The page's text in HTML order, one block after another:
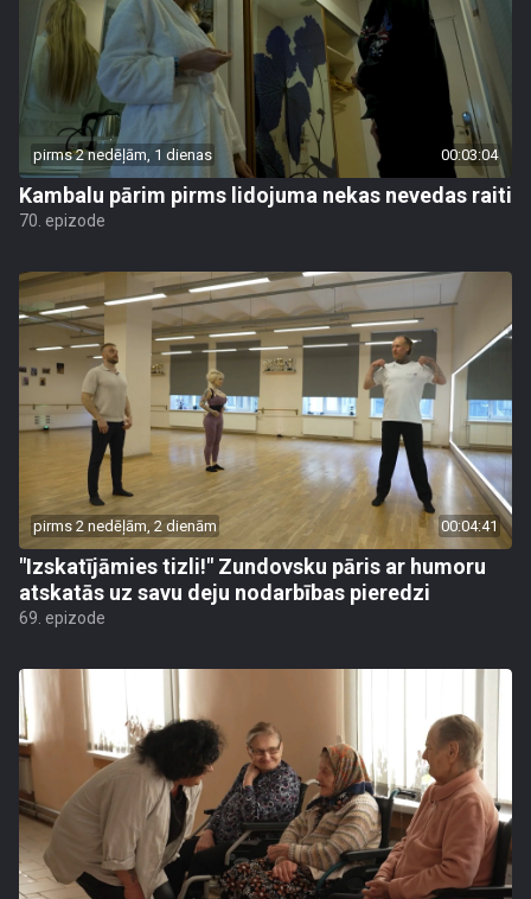
pirms 2 nedēļām, 1 dienas 00:03:04
Kambalu pārim pirms lidojuma nekas nevedas raiti
70. epizode
pirms 2 nedēļām, 2 dienām 00:04:41
"Izskatījāmies tizli!" Zundovsku pāris ar humoru
atskatās uz savu deju nodarbības pieredzi
69. epizode